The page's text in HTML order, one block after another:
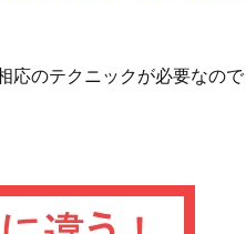
応のテクニックが必要なので